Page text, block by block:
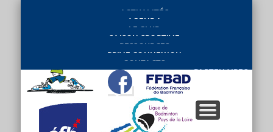
ACTUALITÉS
AGENDA
LE CLUB
SAISON SPORTIVE
RESSOURCES
PRIVE CONNEXION
CONTACTS
PARTENAIRES